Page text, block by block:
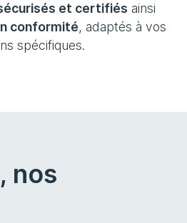
et certifiés ainsi
conformité, adaptés à vos
spécifiques.
nos